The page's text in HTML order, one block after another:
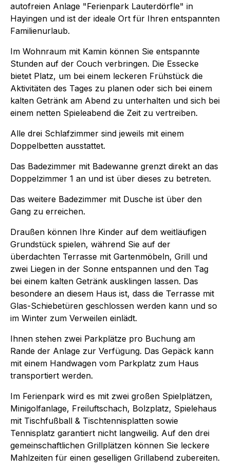
autofreien Anlage "Ferienpark Lauterdörfle" in
Hayingen und ist der ideale Ort für Ihren entspannten
Familienurlaub.
Im Wohnraum mit Kamin können Sie entspannte
Stunden auf der Couch verbringen. Die Essecke
bietet Platz, um bei einem leckeren Frühstück die
Aktivitäten des Tages zu planen oder sich bei einem
kalten Getränk am Abend zu unterhalten und sich bei
einem netten Spieleabend die Zeit zu vertreiben.
Alle drei Schlafzimmer sind jeweils mit einem
Doppelbetten ausstattet.
Das Badezimmer mit Badewanne grenzt direkt an das
Doppelzimmer 1 an und ist über dieses zu betreten.
Das weitere Badezimmer mit Dusche ist über den
Gang zu erreichen.
Draußen können Ihre Kinder auf dem weitläufigen
Grundstück spielen, während Sie auf der
überdachten Terrasse mit Gartenmöbeln, Grill und
zwei Liegen in der Sonne entspannen und den Tag
bei einem kalten Getränk ausklingen lassen. Das
besondere an diesem Haus ist, dass die Terrasse mit
Glas-Schiebetüren geschlossen werden kann und so
im Winter zum Verweilen einlädt.
Ihnen stehen zwei Parkplätze pro Buchung am
Rande der Anlage zur Verfügung. Das Gepäck kann
mit einem Handwagen vom Parkplatz zum Haus
transportiert werden.
Im Ferienpark wird es mit zwei großen Spielplätzen,
Minigolfanlage, Freiluftschach, Bolzplatz, Spielehaus
mit Tischfußball & Tischtennisplatten sowie
Tennisplatz garantiert nicht langweilig. Auf den drei
gemeinschaftlichen Grillplätzen können Sie leckere
Mahlzeiten für einen geselligen Grillabend zubereiten.